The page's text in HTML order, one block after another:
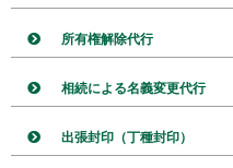
所有権解除代行
相続による名義変更代行
出張封印（丁種封印）